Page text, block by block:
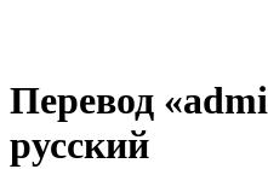
Перевод
русский